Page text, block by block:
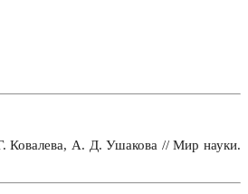
Ковалева, А. Д. Ушакова // Мир науки.